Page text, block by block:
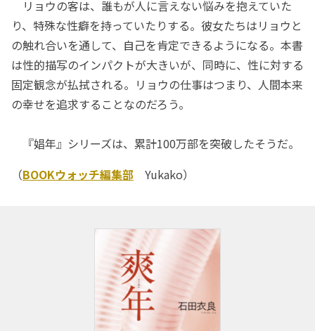
リョウの客は、誰もが人に言えない悩みを抱えていた
り、特殊な性癖を持っていたりする。彼女たちはリョウと
の触れ合いを通して、自己を肯定できるようになる。本書
は性的描写のインパクトが大きいが、同時に、性に対する
固定観念が払拭される。リョウの仕事はつまり、人間本来
の幸せを追求することなのだろう。
『娼年』シリーズは、累計100万部を突破したそうだ。
（BOOKウォッチ編集部 Yukako）